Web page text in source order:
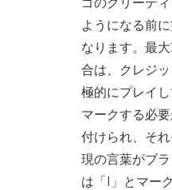
ようになる前
なります。最
合は、クレジ
極的にプレイ
マークする必
付けられ、そ
現の言葉がブ
は「I」とマー